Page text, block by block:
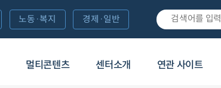
멀티콘텐츠 센터소개 연관 사이트
노동·복지 경제·일반